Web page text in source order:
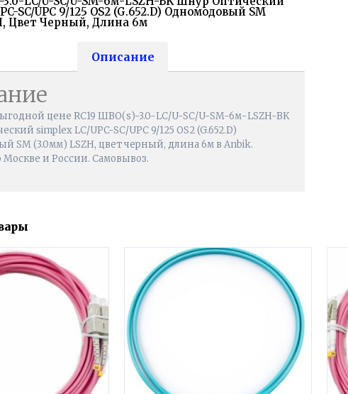
SC/UPC 9/125 OS2 (G.652.D) Одномодовый SM
Цвет Черный, Длина 6м
Описание
цене RC19 ШВО(s)-3.0-LC/U-SC/U-SM-6м-LSZH-BK
simplex LC/UPC-SC/UPC 9/125 OS2 (G.652.D)
SM (3.0мм) LSZH, цвет черный, длина 6м в Anbik.
Москве и России. Самовывоз.